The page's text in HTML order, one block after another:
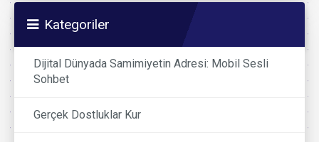
Kategoriler
Dijital Dünyada Samimiyetin Adresi: Mobil Sesli
Sohbet
Gerçek Dostluklar Kur